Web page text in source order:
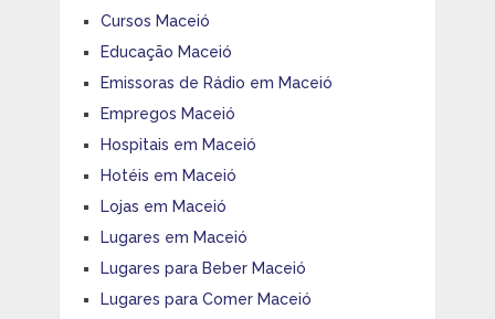
Cursos Maceió
Educação Maceió
Emissoras de Rádio em Maceió
Empregos Maceió
Hospitais em Maceió
Hotéis em Maceió
Lojas em Maceió
Lugares em Maceió
Lugares para Beber Maceió
Lugares para Comer Maceió